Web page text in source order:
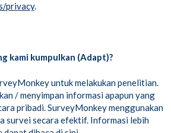
privacy.
kami kumpulkan (Adapt)?
untuk melakukan penelitian.
/ menyimpan informasi apapun yang
pribadi. SurveyMonkey menggunakan
survei secara efektif. Informasi lebih